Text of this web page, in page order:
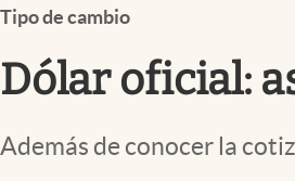
Clima
Tipo de cambio
Dólar oficial:
Además de conocer la